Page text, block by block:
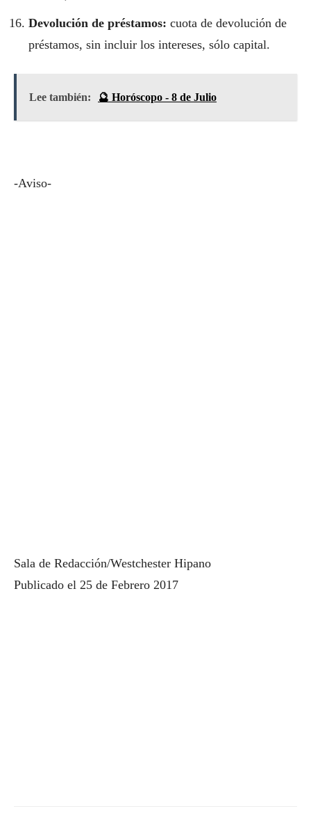
Devolución de préstamos: cuota de devolución de
préstamos, sin incluir los intereses, sólo capital.
Lee también: 🔮 Horóscopo - 8 de Julio
-Aviso-
Sala de Redacción/Westchester Hipano
Publicado el 25 de Febrero 2017